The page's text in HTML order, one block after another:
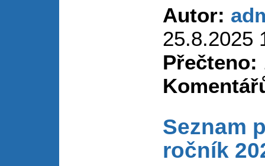
Autor:
25.8.2025
Přečteno:
Seznam
ročník